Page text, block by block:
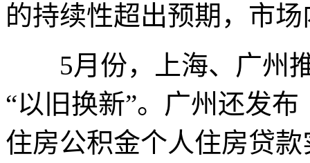
的持续性超出预期，市
5月份，上海、广州推
“以旧换新”。广州还发
住房公积金个人住房贷